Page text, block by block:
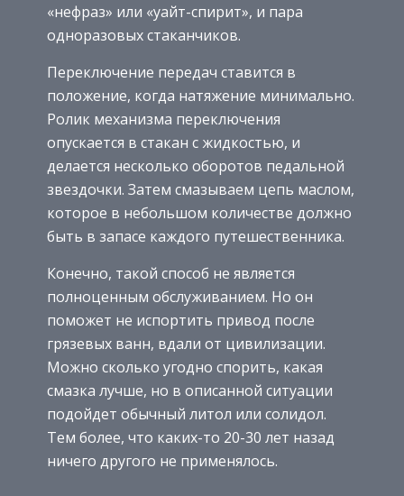
«нефраз» или «уайт-спирит», и пара
одноразовых стаканчиков.
Переключение передач ставится в
положение, когда натяжение минимально.
Ролик механизма переключения
опускается в стакан с жидкостью, и
делается несколько оборотов педальной
звездочки. Затем смазываем цепь маслом,
которое в небольшом количестве должно
быть в запасе каждого путешественника.
Конечно, такой способ не является
полноценным обслуживанием. Но он
поможет не испортить привод после
грязевых ванн, вдали от цивилизации.
Можно сколько угодно спорить, какая
смазка лучше, но в описанной ситуации
подойдет обычный литол или солидол.
Тем более, что каких-то 20-30 лет назад
ничего другого не применялось.